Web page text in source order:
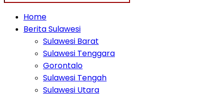
Home
Berita Sulawesi
Sulawesi Barat
Sulawesi Tenggara
Gorontalo
Sulawesi Tengah
Sulawesi Utara